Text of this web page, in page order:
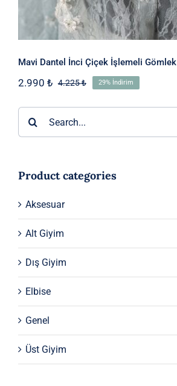
Mavi Dantel İnci Çiçek İşlemeli Gömlek
4.225₺Orijinal
2.990 ₺
Şu
2.990 ₺.
29% İndirim
Product categories
Aksesuar
Alt Giyim
Dış Giyim
Elbise
Genel
Üst Giyim